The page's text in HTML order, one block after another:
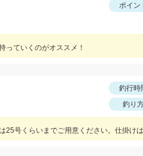
ポイン
っていくのがオススメ！
釣行時
釣り
25号くらいまでご用意ください。仕掛け